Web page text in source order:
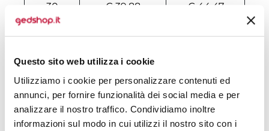
Questo sito web utilizza i cookie
Utilizziamo i cookie per personalizzare contenuti ed
annunci, per fornire funzionalità dei social media e per
analizzare il nostro traffico. Condividiamo inoltre
informazioni sul modo in cui utilizzi il nostro sito con i
30 € 39,88 € 44,47
100 € 35,43
200 € 33,99 € 37,03
500 € 33,10 € 36,46